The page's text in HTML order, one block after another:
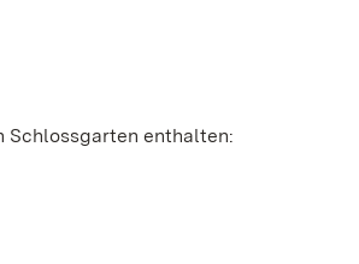
Schlossgarten enthalten: